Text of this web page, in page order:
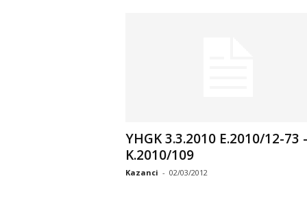
YHGK 3.3.2010 E.2010/12-73
K.2010/109
Kazanci - 02/03/2012